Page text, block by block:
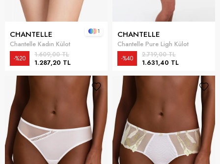
CHANTELLE
Chantelle Kadın Külot
1.287,20 TL
1.609,00 TL
%20
1 CHANTELLE
Chantelle Pure Ligh Külot
1.631,40 TL
2.719,00 TL
%40